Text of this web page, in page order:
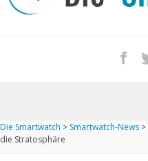
Impressum
iPhone kaufen
Startseite
Die Smartwatch > Smartwatch-News >
die Stratosphäre